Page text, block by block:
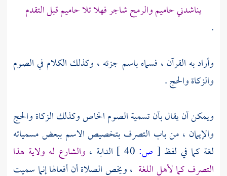
يناشدني حاميم والرمح شاجر فهلا تلا حاميم قبل التقدم
.
وأراد به القرآن ، فسماه باسم جزئه ، وكذلك الكلام في الصوم
والزكاة والحج .
ويمكن أن يقال بأن تسمية الصوم الخاص وكذلك الزكاة والحج
والإيمان ، من باب التصرف بتخصيص الاسم ببعض مسمياته
لغة كما في لفظ [ ص: الدابة ، والشارع له ولاية هذا
التصرف كما لأهل اللغة ، ويخص الصلاة أن أفعالها إنما سميت